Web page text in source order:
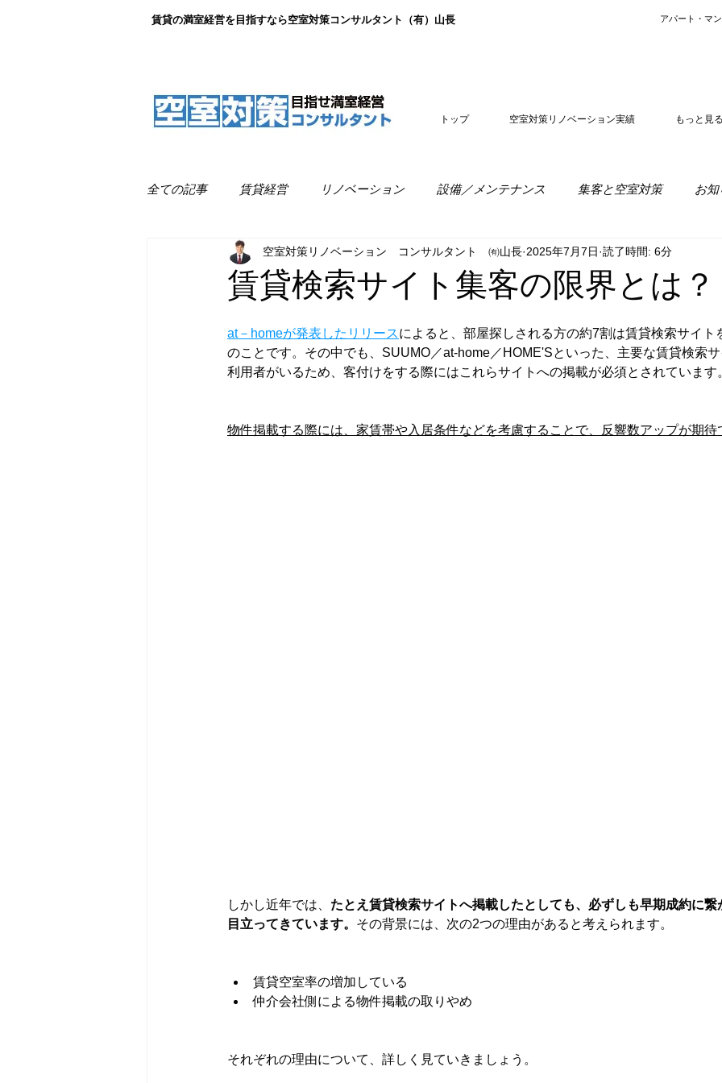
賃貸の満室経営を目指すなら空室対策コンサルタント（有）山長 アパート・マ
トップ 空室対策リノベーション実績 もっと見る
全ての記事 賃貸経営 リノベーション 設備／メンテナンス 集客と空室対策 お
リノベーション事例紹介 満室経営 リノベーションの疑問
賃貸検索サイト集客の限界とは？
空室対策リノベーション コンサルタント ㈲山長 2025年7月7日 読了時間: 6分
at－homeが発表したリリースによると、部屋探しされる方の約7割は賃貸検索サイト
のことです。その中でも、SUUMO／at-home／HOME'Sといった、主要な賃貸検索
利用者がいるため、客付けをする際にはこれらサイトへの掲載が必須とされています
物件掲載する際には、家賃帯や入居条件などを考慮することで、反響数アップが期待
しかし近年では、 たとえ賃貸検索サイトへ掲載したとしても、必ずしも早期成約に繋
目立ってきています。 その背景には、次の2つの理由があると考えられます。
賃貸空室率の増加している
仲介会社側による物件掲載の取りやめ
それぞれの理由について、詳しく見ていきましょう。